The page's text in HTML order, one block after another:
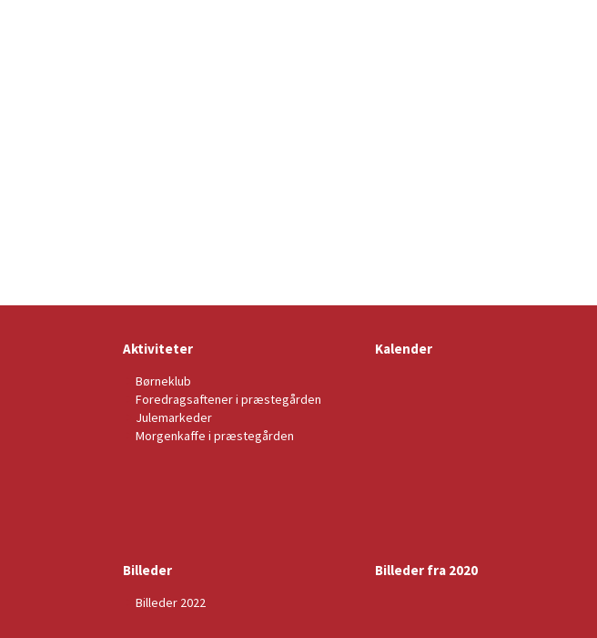
Aktiviteter
Børneklub
Foredragsaftener i præstegården
Julemarkeder
Morgenkaffe i præstegården
Kalender
Billeder
Billeder 2022
Billeder fra 2020